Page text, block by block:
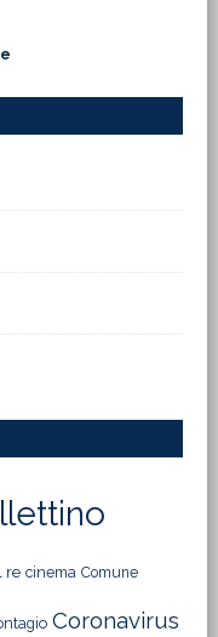
re cinema Comune
Coronavirus